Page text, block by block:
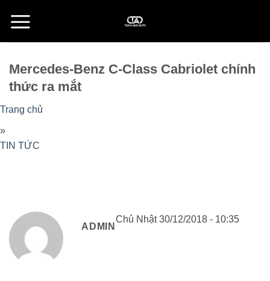
Mercedes-Benz C-Class Cabriolet chính
thức ra mắt
Trang chủ
»
TIN TỨC
ADMIN
Chủ Nhật 30/12/2018 - 10:35